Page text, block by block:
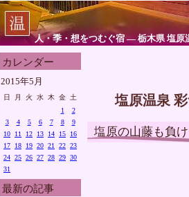
人・季・想をつむぐ宿 ― 栃木県 塩原
カレンダー
2015年5月
日 月 火 水 木 金
土
1
2
3
4 5 6 7 8
9
10
11 12 13 14 15
16
17
18 19 20 21 22 23
24 25 26 27 28 29 30
31
最新の記事
塩原温泉
塩原の山藤も負